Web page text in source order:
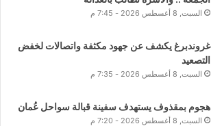
السبت, 8 أغسطس 2026 - 7:45 م
غروندبرغ يكشف عن جهود مكثفة واتصالات لخفض
التصعيد
السبت, 8 أغسطس 2026 - 7:35 م
هجوم بمقذوف يستهدف سفينة قبالة سواحل عُمان
السبت, 8 أغسطس 2026 - 7:20 م